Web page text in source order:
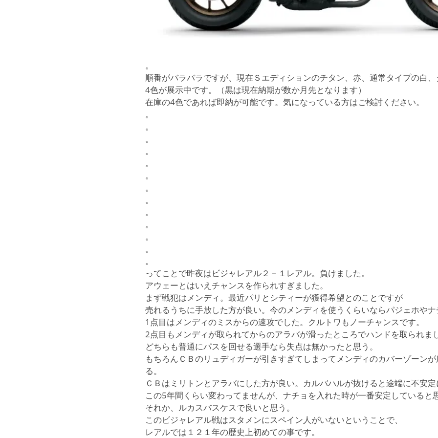
。
順番がバラバラですが、現在Ｓエディションのチタン、赤、通常タイプの白
4色が展示中です。（黒は現在納期が数か月先となります）
在庫の4色であれば即納が可能です。気になっている方はご検討ください。
。
。
。
。
。
。
。
。
。
。
。
。
。
ってことで昨夜はビジャレアル２－１レアル。負けました。
アウェーとはいえチャンスを作られすぎました。
まず戦犯はメンディ。最近パリとシティーが獲得希望とのことですが
売れるうちに手放した方が良い。今のメンディを使うくらいならパジェホや
1点目はメンディのミスからの速攻でした。クルトワもノーチャンスです。
2点目もメンディが取られてからのアラバが滑ったところでハンドを取られま
どちらも普通にパスを回せる選手なら失点は無かったと思う。
もちろんＣＢのリュディガーが引きすぎてしまってメンディのカバーゾーン
る。
ＣＢはミリトンとアラバにした方が良い。カルバハルが抜けると途端に不安
この5年間くらい変わってませんが、ナチョを入れた時が一番安定していると
それか、ルカスバスケスで良いと思う。
このビジャレアル戦はスタメンにスペイン人がいないということで、
レアルでは１２１年の歴史上初めての事です。